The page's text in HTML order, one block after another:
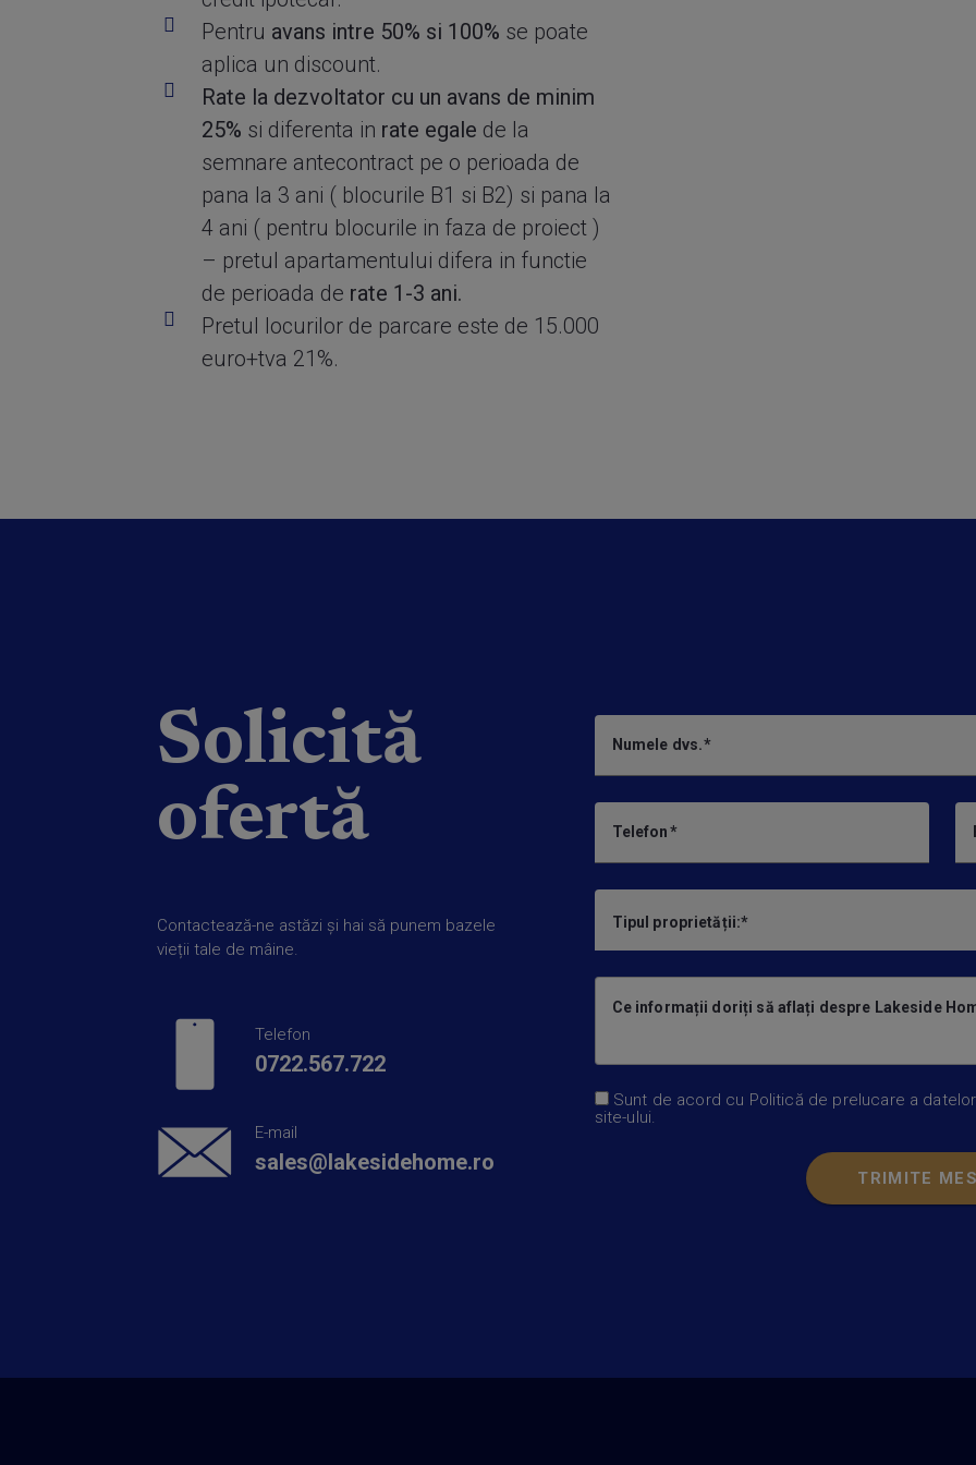
Pentru avans intre 50% si 100% se poate
aplica un discount.
Rate la dezvoltator cu un avans de minim
25% si diferenta in rate egale de la
semnare antecontract pe o perioada de
pana la 3 ani ( blocurile B1 si B2) si pana la
4 ani ( pentru blocurile in faza de proiect )
– pretul apartamentului difera in functie
de perioada de rate 1-3 ani.
Pretul locurilor de parcare este de 15.000
euro+tva 21%.
Solicită
ofertă
Contactează-ne astăzi și hai să punem bazele
vieții tale de mâine.
Telefon
0722.567.722
E-mail
sales@lakesidehome.ro
Numele dvs.
Telefon
Tipul proprietății:
Ce informații doriți să aflați despre Lakeside
Sunt de acord cu Politică de prelucare a datelor
site-ului.
TRIMITE